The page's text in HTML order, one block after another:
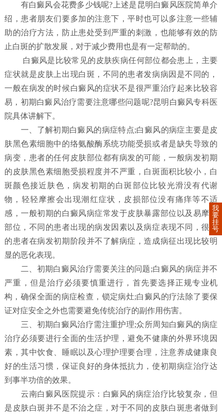
有白癜风会花费多少钱呢?上述是昆明白癜风医院简单介
绍，患者朋友们要多加的注意下，平时也可以多注意一些辅
助的治疗方法，防止患处受到严重的刺激，也能够有效的防
止白斑的扩散发展，对于减少费用也是有一定帮助的。
白癜风是比较常见的皮肤疾病任何部位都会患上，主要
症状就是皮肤上出现白斑，不同的患者发病病因是不同的，
一般在病发的时候白癜风的症状不是很严重治疗起来比较容
易，初期白癜风治疗需要注意哪些问题呢?昆明白癜风专科医
院具体讲解下。
一、了解初期白癜风的病症特点;白癜风的病症主要是皮
肤黑色素细胞中的络氨酸酶系统功能受损或者是缺失导致的
病变，患者的任何皮肤部位都有病发的可能，一般病发初期
的皮肤黑色素细胞受损程度并不严重，白斑面积比较小，白
斑颜色接近肤色，病发初期的白斑部位比较光滑没有代谢
物，轻轻摩擦会出现潮红症状，皮损部位没有痛痒等不适
感，一般初期的白癜风病症常发于皮肤暴露部位以及易摩擦
部位，不同的患者出现的病发因素以及病症表现不同，很多
的患者在病发初期阶段并不了解病症，造成病征出现比较明
显的恶化表现。
二、初期白癜风治疗需要关注的问题;白癜风的病症并不
严重，但是治疗必须要慎重进行，首先要选择正规专业机
构，确保全面的病症检查，锁定病灶;白癜风的疗法除了要保
证对症安全之外也需要避免传统治疗的副作用伤害。
三、初期白癜风治疗需注重护理;众所周知白癜风的病症
治疗必须要进行全面的生活护理，避免不健康的外界环境因
素，其中饮食、睡眠以及心理护理要合理，注意养成健康良
好的生活习惯，保证良好的身体抵抗力，使初期病症治疗达
到事半功倍的效果。
云南白癜风医院提示：白癜风的病症治疗比较复杂，但
是皮肤白斑并不是不治之症，对于不同的皮肤白斑患者做到
我
要
挂
号